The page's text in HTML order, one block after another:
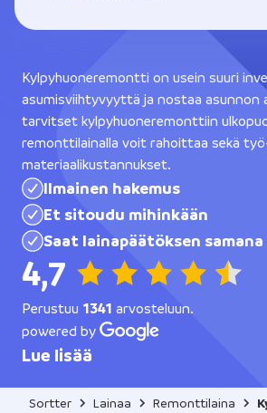
Kylpyhuoneremontti on usein suuri
asumisviihtyvyyttä ja nostaa asunnon
tarvitset kylpyhuoneremonttiin
remonttilainalla voit rahoittaa sekä
materiaalikustannukset.
Ilmainen hakemus
Et sitoudu mihinkään
Saat lainapäätöksen samana
4,7
Perustuu 1341 arvosteluun.
powered by
Lue lisää
Sortter Lainaa Remonttilaina